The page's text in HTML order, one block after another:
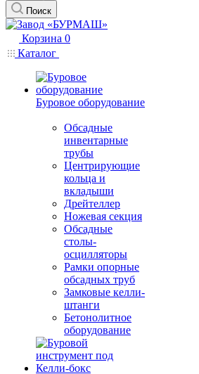
Поиск
Корзина 0
Каталог
Буровое оборудование
Обсадные
инвентарные
трубы
Центрирующие
кольца и
вкладыши
Дрейтеллер
Ножевая секция
Обсадные
столы-
осцилляторы
Рамки опорные
обсадных труб
Замковые келли-
штанги
Бетонолитное
оборудование